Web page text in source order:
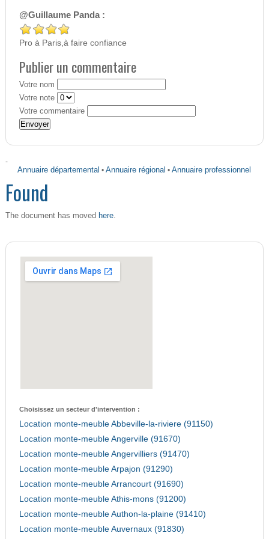
@Guillaume Panda :
Pro à Paris,à faire confiance
Publier un commentaire
Votre nom
Votre note
Votre commentaire
-
Annuaire départemental •Annuaire régional •Annuaire professionnel
Found
The document has moved here.
Choisissez un secteur d'intervention :
Location monte-meuble Abbeville-la-riviere (91150)
Location monte-meuble Angerville (91670)
Location monte-meuble Angervilliers (91470)
Location monte-meuble Arpajon (91290)
Location monte-meuble Arrancourt (91690)
Location monte-meuble Athis-mons (91200)
Location monte-meuble Authon-la-plaine (91410)
Location monte-meuble Auvernaux (91830)